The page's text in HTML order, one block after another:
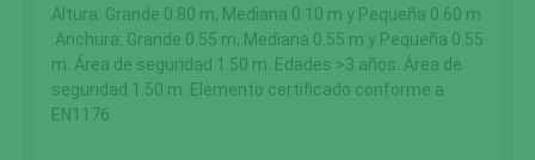
Altura: Grande 0.80 m, Mediana 0.10 m y Pequeña 0.60 m
.Anchura: Grande 0.55 m, Mediana 0.55 m y Pequeña 0.55
m. Área de seguridad 1.50 m. Edades >3 años. Área de
seguridad 1.50 m. Elemento certificado conforme a
EN1176.